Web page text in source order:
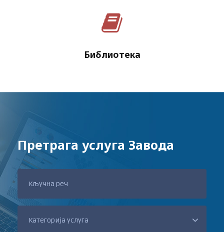
Библиотека
Претрага услуга Завода